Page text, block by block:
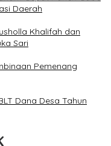
Daerah
Khalifah dan
Sari
Pemenang
Dana Desa Tahun